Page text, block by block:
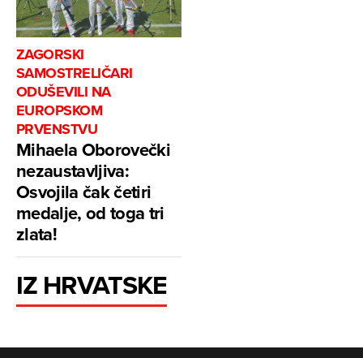
ZAGORSKI
SAMOSTRELIČARI
ODUŠEVILI NA
EUROPSKOM
PRVENSTVU
Mihaela Oborovečki
nezaustavljiva:
Osvojila čak četiri
medalje, od toga tri
zlata!
IZ HRVATSKE